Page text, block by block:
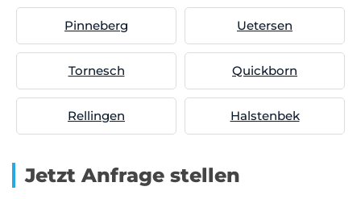
Pinneberg Uetersen
Tornesch Quickborn
Rellingen Halstenbek
Jetzt Anfrage stellen